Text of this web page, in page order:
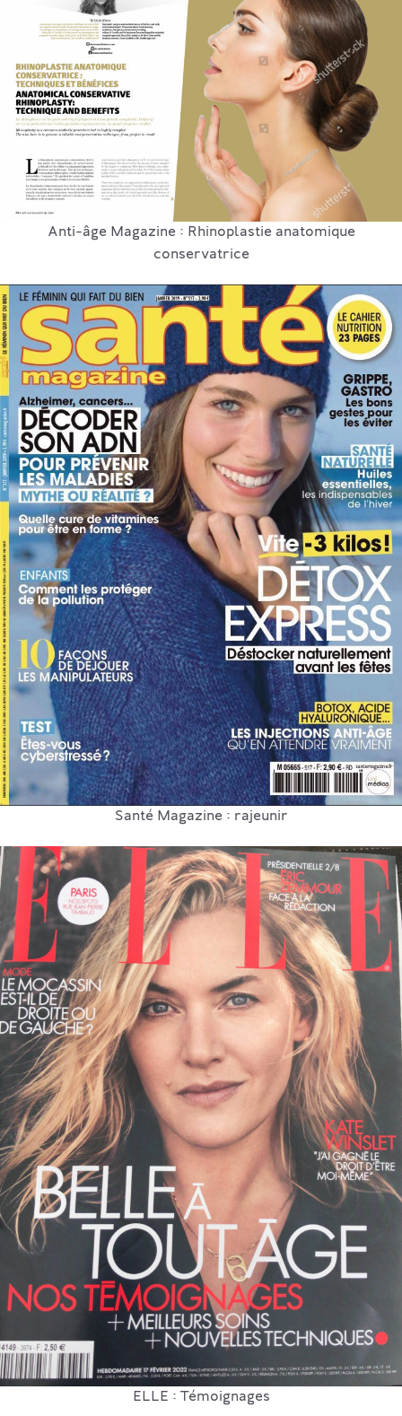
Anti-âge Magazine : Rhinoplastie anatomique
conservatrice
Santé Magazine : rajeunir
ELLE : Témoignages